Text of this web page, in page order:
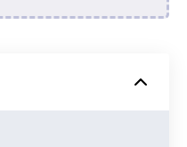
雲端硬碟